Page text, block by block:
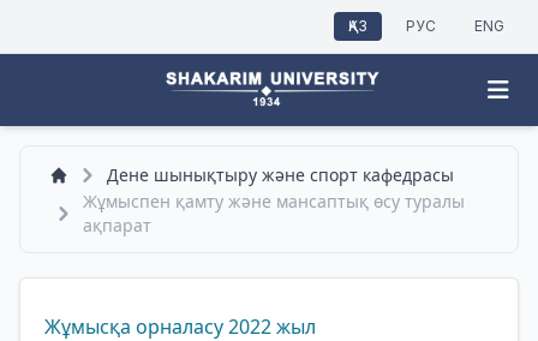
ҚАЗ РУС ENG
Дене шынықтыру және спорт кафедрасы
Жұмыспен қамту және мансаптық өсу туралы
ақпарат
Жұмысқа орналасу 2022 жыл